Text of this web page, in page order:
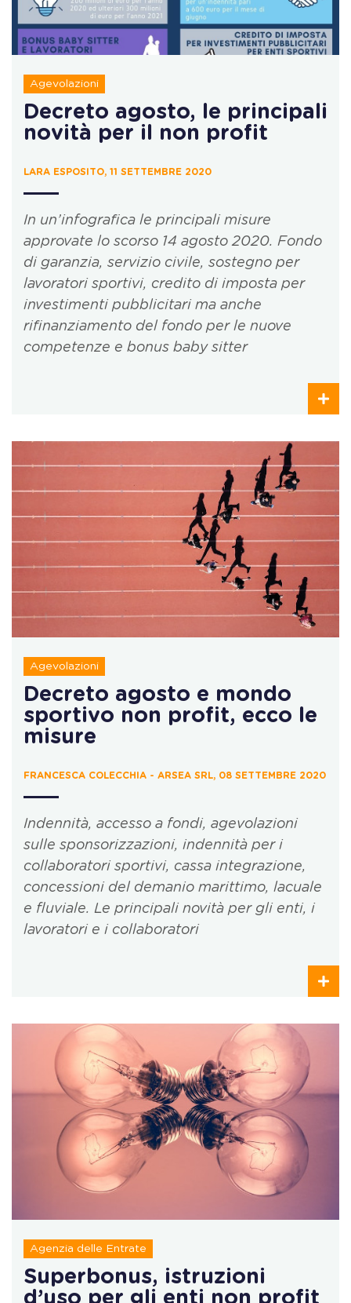
Agevolazioni
Decreto agosto, le principali
novità per il non profit
LARA ESPOSITO, 11 SETTEMBRE 2020
In un’infografica le principali misure
approvate lo scorso 14 agosto 2020. Fondo
di garanzia, servizio civile, sostegno per
lavoratori sportivi, credito di imposta per
investimenti pubblicitari ma anche
rifinanziamento del fondo per le nuove
competenze e bonus baby sitter
Agevolazioni
Decreto agosto e mondo
sportivo non profit, ecco le
misure
FRANCESCA COLECCHIA - ARSEA SRL, 08 SETTEMBRE 2020
Indennità, accesso a fondi, agevolazioni
sulle sponsorizzazioni, indennità per i
collaboratori sportivi, cassa integrazione,
concessioni del demanio marittimo, lacuale
e fluviale. Le principali novità per gli enti, i
lavoratori e i collaboratori
Agenzia delle Entrate
Superbonus, istruzioni
d’uso per gli enti non profit